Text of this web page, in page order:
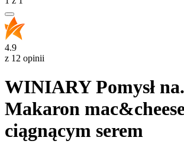
4.9
z 12 opinii
WINIARY Pomysł
Makaron
ciągnącym serem